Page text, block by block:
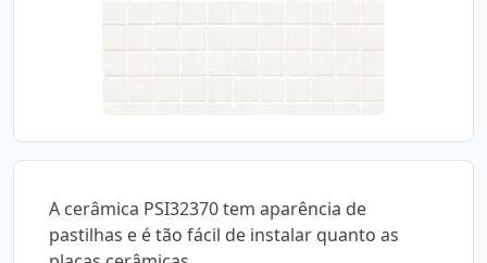
A cerâmica PSI32370 tem aparência de
pastilhas e é tão fácil de instalar quanto as